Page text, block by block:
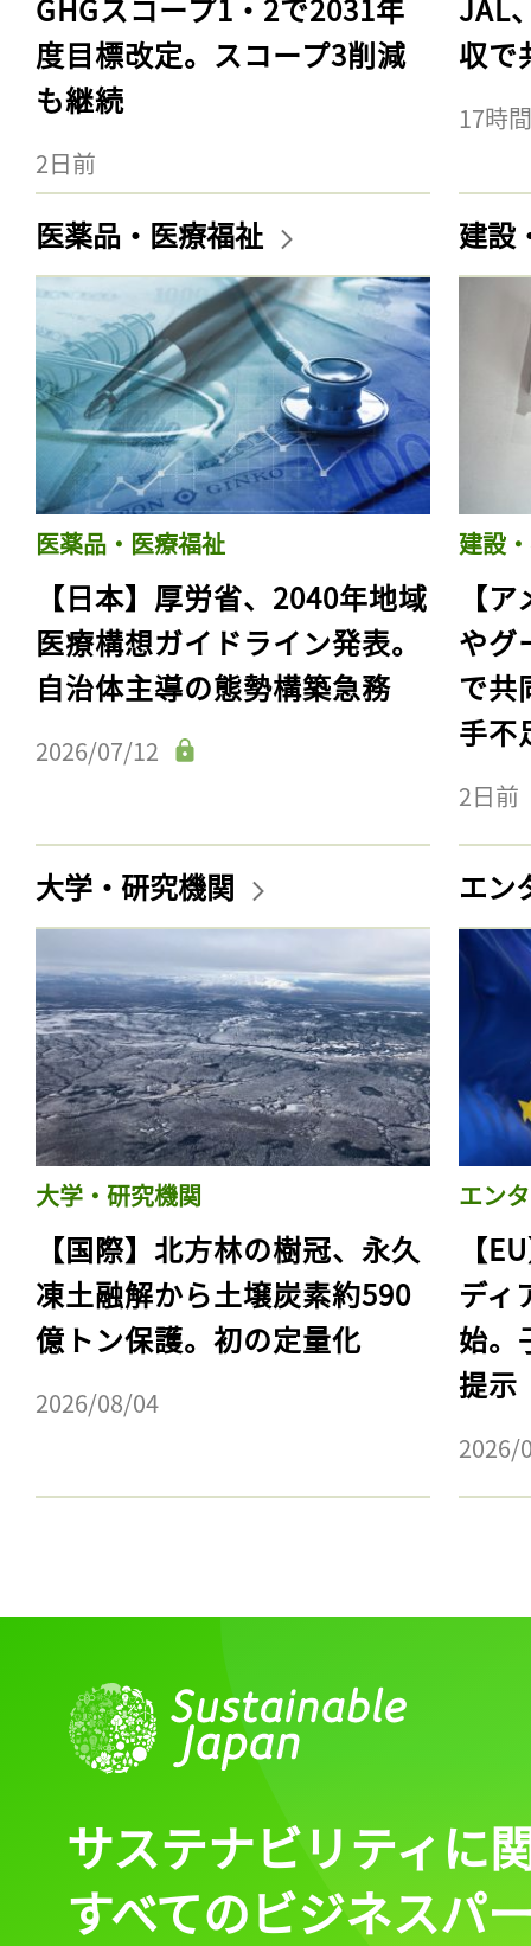
GHGスコープ1・2で2031年
度目標改定。スコープ3削減
も継続
2日前
JAL
収で
17時
医薬品・医療福祉
医薬品・医療福祉
【日本】厚労省、2040年地域
医療構想ガイドライン発表。
自治体主導の態勢構築急務
2026/07/12
建設
建設
【
やグ
で共
手不
2日前
大学・研究機関
大学・研究機関
【国際】北方林の樹冠、永久
凍土融解から土壌炭素約590
億トン保護。初の定量化
2026/08/04
エン
エン
【
ディ
始。
提示
2026/
記事をお気に入りに
ログインが必
ログイン
サステナビリティに
すべてのビジネスパ